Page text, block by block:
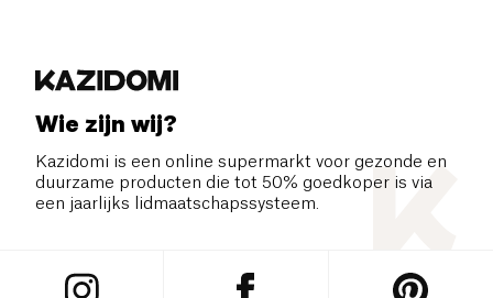
Wie zijn wij?
Kazidomi is een online supermarkt voor gezonde en
duurzame producten die tot 50% goedkoper is via
een jaarlijks lidmaatschapssysteem.